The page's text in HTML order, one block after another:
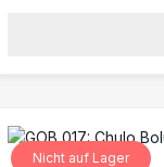
Nicht auf Lager